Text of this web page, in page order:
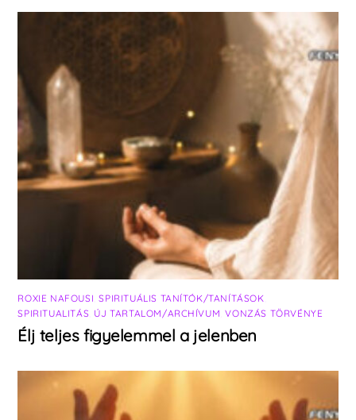
ROXIE NAFOUSI ,SPIRITUÁLIS TANÍTÓK/TANÍTÁSOK
SPIRITUALITÁS ÚJ TARTALOM/ARCHÍVUM ,VONZÁS TÖRVÉNYE
Élj teljes figyelemmel a jelenben